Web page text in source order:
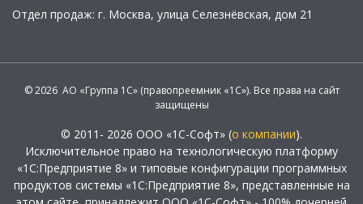
Отдел продаж: г. Москва, улица Селезнёвская, дом 21
© 2026 АО «Группа 1С» (правопреемник «1С»). Все права на сайт
защищены
© 2011- 2026 ООО «1С-Софт» (о компании).
Исключительное право на технологическую платформу
«1С:Предприятие 8» и типовые конфигурации программных
продуктов системы «1С:Предприятие 8», представленные на